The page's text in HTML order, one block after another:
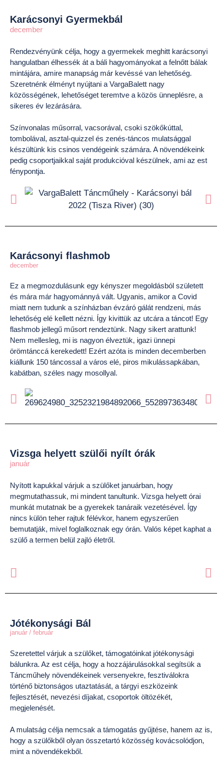
Karácsonyi Gyermekbál
december
Rendezvényünk célja, hogy a gyermekek meghitt karácsonyi
hangulatban élhessék át a báli hagyományokat a felnőtt bálak
mintájára, amire manapság már kevéssé van lehetőség.
Szeretnénk élményt nyújtani a VargaBalett nagy
közösségének, lehetőséget teremtve a közös ünneplésre, a
sikeres év lezárására.
Színvonalas műsorral, vacsorával, csoki szökőkúttal,
tombolával, asztal-quizzel és zenés-táncos mulatsággal
készültünk kis csinos vendégeink számára. A növendékeink
pedig csoportjaikkal saját produkcióval készülnek, ami az est
fénypontja.
Karácsonyi flashmob
december
Ez a megmozdulásunk egy kényszer megoldásból született
és mára már hagyománnyá vált. Ugyanis, amikor a Covid
miatt nem tudunk a színházban évzáró gálát rendzeni, más
lehetőség elé kellett nézni. Így kivittük az utcára a táncot! Egy
flashmob jellegű műsort rendeztünk. Nagy sikert arattunk!
Nem mellesleg, mi is nagyon élveztük, igazi ünnepi
örömtánccá kerekedett! Ezért azóta is minden decemberben
kiállunk 150 táncossal a város elé, piros mikulássapkában,
kabátban, széles nagy mosollyal.
Vizsga helyett szülői nyílt órák
január
Nyított kapukkal várjuk a szülőket januárban, hogy
megmutathassuk, mi mindent tanultunk. Vizsga helyett órai
munkát mutatnak be a gyerekek tanáraik vezetésével. Így
nincs külön teher rajtuk félévkor, hanem egyszerűen
bemutatják, mivel foglalkoznak egy órán. Valós képet kaphat a
szülő a termen belül zajló életről.
Jótékonysági Bál
január / február
Szeretettel várjuk a szülőket, támogatóinkat jótékonysági
bálunkra. Az est célja, hogy a hozzájárulásokkal segítsük a
Táncműhely növendékeinek versenyekre, fesztiválokra
történő biztonságos utaztatását, a tárgyi eszközeink
fejlesztését, nevezési díjakat, csoportok öltözékét,
megjelenését.
A mulatság célja nemcsak a támogatás gyűjtése, hanem az is,
hogy a szülőkből olyan összetartó közösség kovácsolódjon,
mint a növendékekből.